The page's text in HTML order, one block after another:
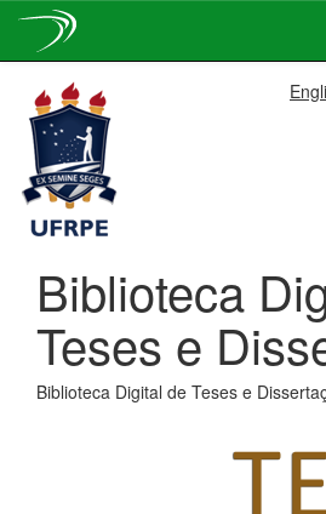
navigation
Biblioteca
Teses e
Biblioteca Digital de Teses e